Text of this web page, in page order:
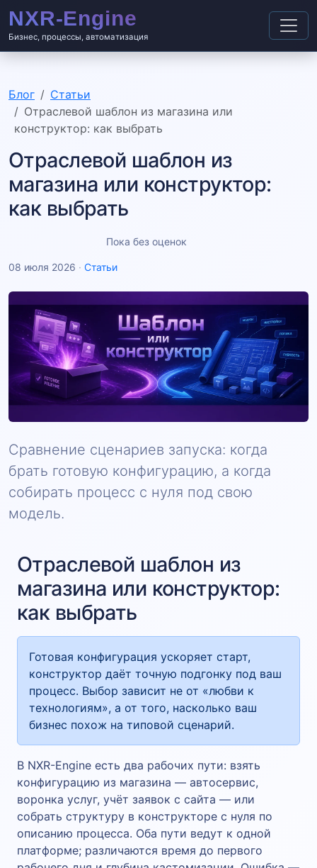
Бизнес, процессы, автоматизация
Блог
Статьи
Отраслевой шаблон из магазина или
конструктор: как выбрать
Отраслевой шаблон из
магазина или конструктор:
как выбрать
Пока без оценок
08 июля 2026 · Статьи
Сравнение сценариев запуска: когда
брать готовую конфигурацию, а когда
собирать процесс с нуля под свою
модель.
Отраслевой шаблон из
магазина или конструктор:
как выбрать
Готовая конфигурация ускоряет старт,
конструктор даёт точную подгонку под ваш
процесс. Выбор зависит не от «любви к
технологиям», а от того, насколько ваш
бизнес похож на типовой сценарий.
В NXR-Engine есть два рабочих пути: взять
конфигурацию из магазина — автосервис,
воронка услуг, учёт заявок с сайта — или
собрать структуру в конструкторе с нуля по
описанию процесса. Оба пути ведут к одной
платформе; различаются время до первого